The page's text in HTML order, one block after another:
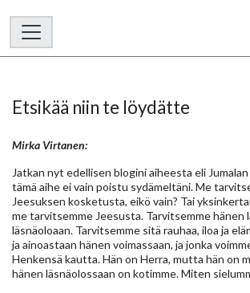
Etsikää niin te löydätte
Mirka Virtanen:
Jatkan nyt edellisen blogini aiheesta eli
tämä aihe ei vain poistu sydämeltäni. Me
Jeesuksen kosketusta, eikö vain? Tai
me tarvitsemme Jeesusta. Tarvitsemme hänen
läsnäoloaan. Tarvitsemme sitä rauhaa, iloa ja
ja ainoastaan hänen voimassaan, ja jonka
Henkensä kautta. Hän on Herra, mutta hän on
hänen läsnäolossaan on kotimme. Miten